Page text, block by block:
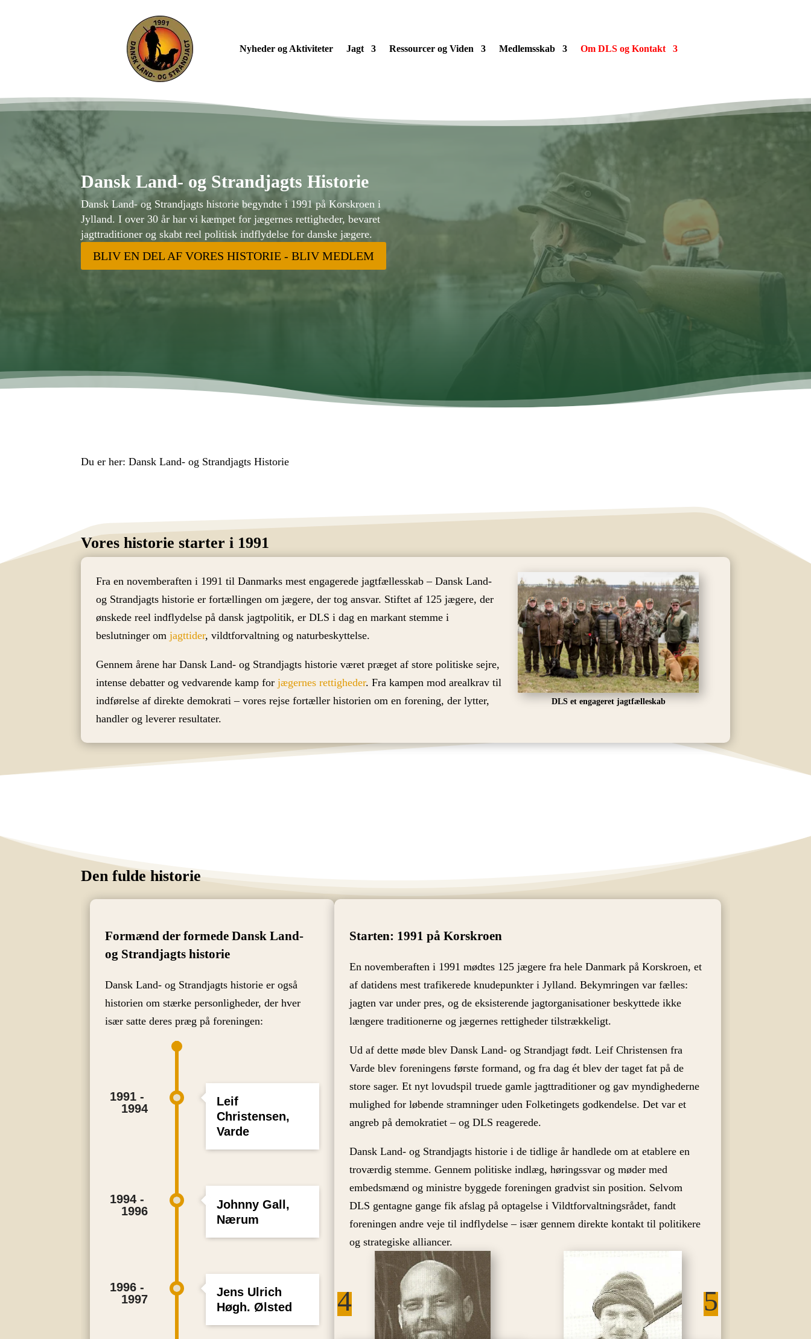
Nyheder og Aktiviteter Jagt Ressourcer og Viden Medlemsskab Om DLS og Kontakt
Dansk Land- og Strandjagts Historie
Dansk Land- og Strandjagts historie begyndte i 1991 på Korskroen i
Jylland. I over 30 år har vi kæmpet for jægernes rettigheder, bevaret
jagttraditioner og skabt reel politisk indflydelse for danske jægere.
BLIV EN DEL AF VORES HISTORIE - BLIV MEDLEM
Du er her:Dansk Land- og Strandjagts Historie
Vores historie starter i 1991
Fra en novemberaften i 1991 til Danmarks mest engagerede jagtfællesskab – Dansk Land-
og Strandjagts historie er fortællingen om jægere, der tog ansvar. Stiftet af 125 jægere, der
ønskede reel indflydelse på dansk jagtpolitik, er DLS i dag en markant stemme i
beslutninger omjagttider, vildtforvaltning og naturbeskyttelse.
Gennem årene har Dansk Land- og Strandjagts historie været præget af store politiske sejre,
intense debatter og vedvarende kamp forjægernes rettigheder. Fra kampen mod arealkrav til
indførelse af direkte demokrati – vores rejse fortæller historien om en forening, der lytter,
handler og leverer resultater.
DLS et engageret jagtfælleskab
Den fulde historie
Formænd der formede Dansk Land-
og Strandjagts historie
Dansk Land- og Strandjagts historie er også
historien om stærke personligheder, der hver
især satte deres præg på foreningen:
1991 -
1994
Leif
Christensen,
Varde
1994 -
1996
Johnny Gall,
Nærum
1996 -
1997
Jens Ulrich
Høgh. Ølsted
Starten: 1991 på Korskroen
En novemberaften i 1991 mødtes 125 jægere fra hele Danmark på Korskroen, et
af datidens mest trafikerede knudepunkter i Jylland. Bekymringen var fælles:
jagten var under pres, og de eksisterende jagtorganisationer beskyttede ikke
længere traditionerne og jægernes rettigheder tilstrækkeligt.
Ud af dette møde blev Dansk Land- og Strandjagt født. Leif Christensen fra
Varde blev foreningens første formand, og fra dag ét blev der taget fat på de
store sager. Et nyt lovudspil truede gamle jagttraditioner og gav myndighederne
mulighed for løbende stramninger uden Folketingets godkendelse. Det var et
angreb på demokratiet – og DLS reagerede.
Dansk Land- og Strandjagts historie i de tidlige år handlede om at etablere en
troværdig stemme. Gennem politiske indlæg, høringssvar og møder med
embedsmænd og ministre byggede foreningen gradvist sin position. Selvom
DLS gentagne gange fik afslag på optagelse i Vildtforvaltningsrådet, fandt
foreningen andre veje til indflydelse – især gennem direkte kontakt til politikere
og strategiske alliancer.
4 5